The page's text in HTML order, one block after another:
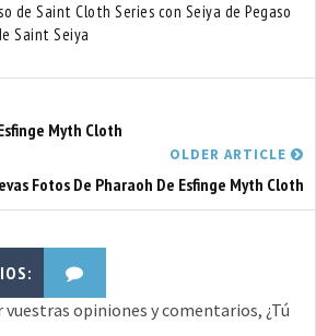
de Saint Cloth Series con Seiya de Pegaso
Saint Seiya
Myth Cloth
OLDER ARTICLE
Fotos De Pharaoh De Esfinge Myth Cloth
opiniones y comentarios, ¿Tú